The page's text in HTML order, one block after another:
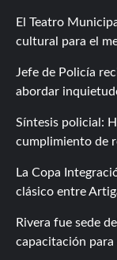
El Teatro
cultural para el
Jefe de Policía
abordar
Síntesis policial:
cumplimiento de
La Copa
clásico entre
Rivera fue sede
capacitación para